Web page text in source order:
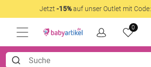
Jetzt -15%auf unser Outlet mit Code:
0